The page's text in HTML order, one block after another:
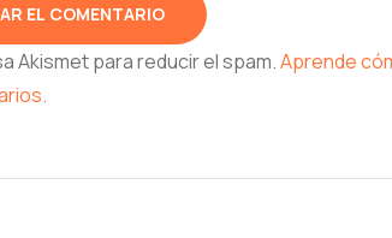
Akismet para reducir el spam.Aprende